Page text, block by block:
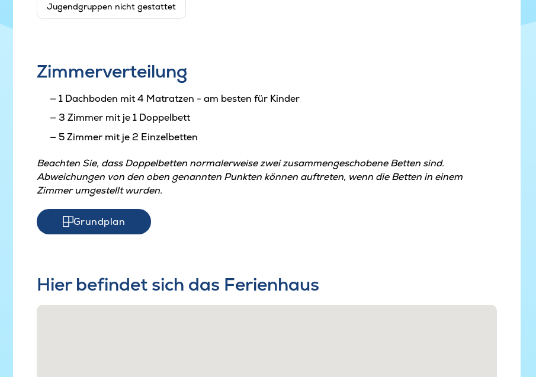
Jugendgruppen nicht gestattet
Zimmerverteilung
1 Dachboden mit 4 Matratzen - am besten für Kinder
3 Zimmer mit je 1 Doppelbett
5 Zimmer mit je 2 Einzelbetten
Beachten Sie, dass Doppelbetten normalerweise zwei zusammengeschobene Betten sind.
Abweichungen von den oben genannten Punkten können auftreten, wenn die Betten in einem
Zimmer umgestellt wurden.
Grundplan
Hier befindet sich das Ferienhaus